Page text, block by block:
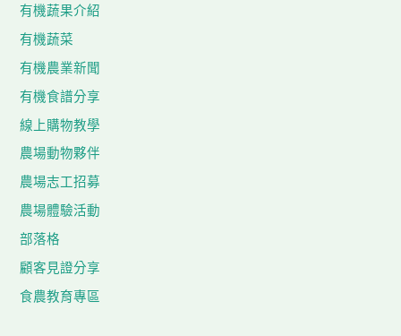
有機蔬果介紹
有機蔬菜
有機農業新聞
有機食譜分享
線上購物教學
農場動物夥伴
農場志工招募
農場體驗活動
部落格
顧客見證分享
食農教育專區